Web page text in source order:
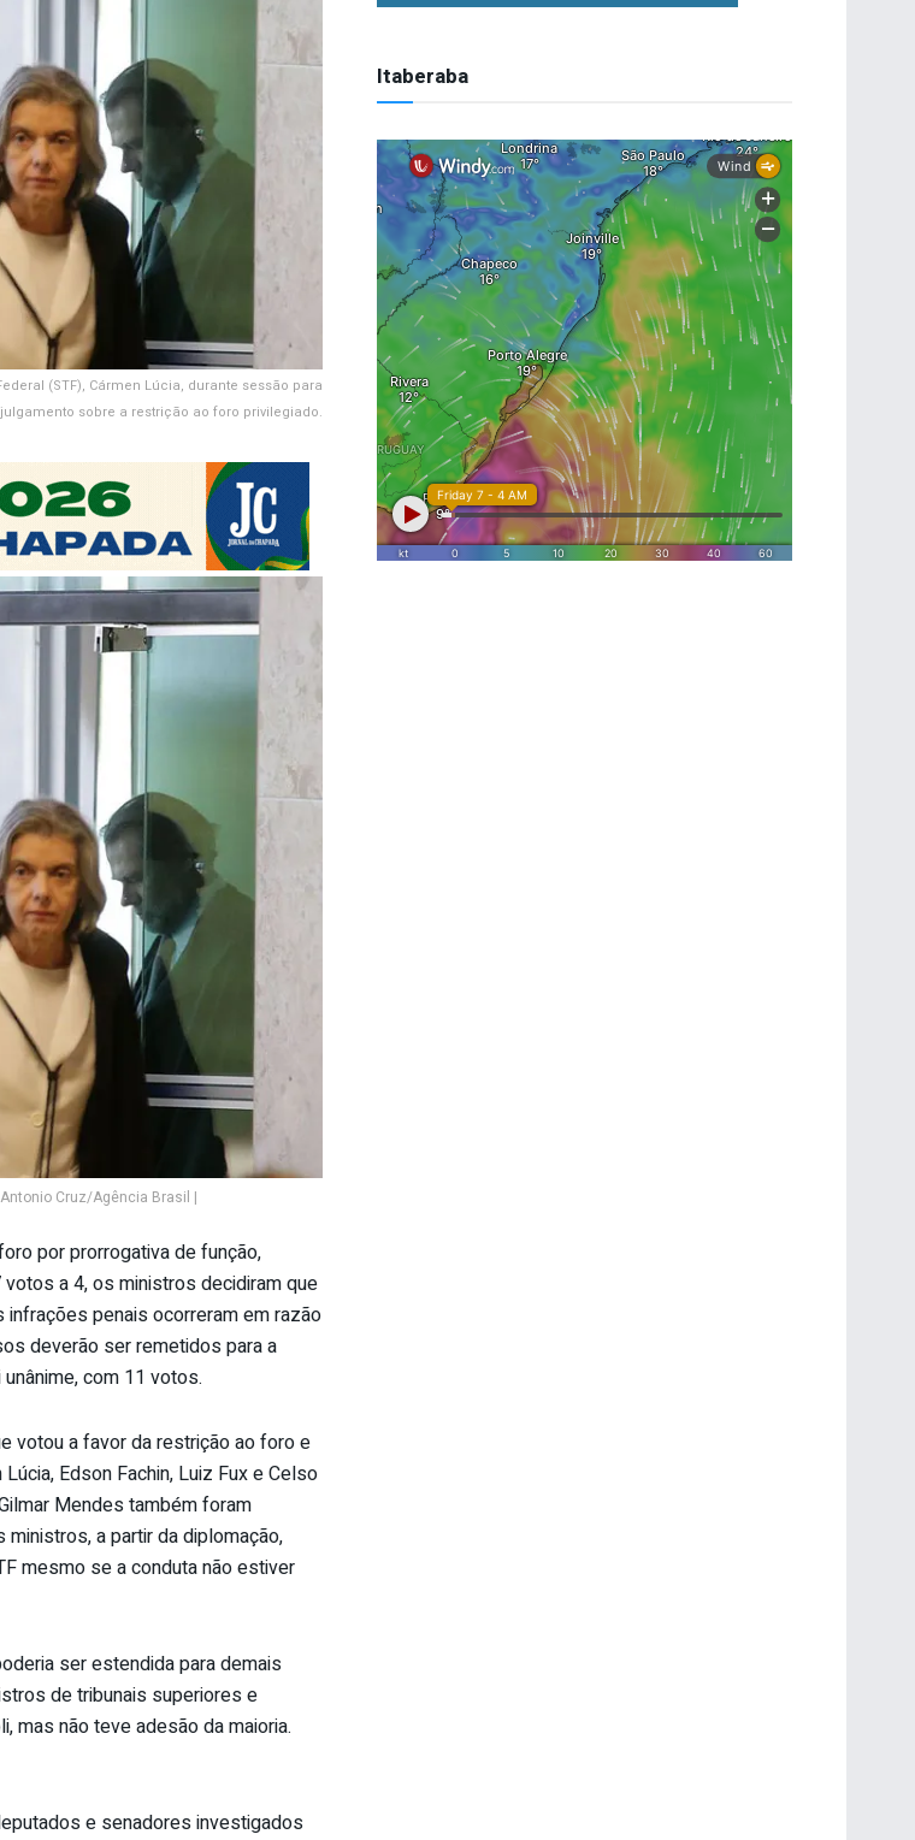
(STF), Cármen Lúcia, durante sessão para
julgamento sobre a restrição ao foro privilegiado.
Cruz/Agência Brasil |
por prorrogativa de função,
a 4, os ministros decidiram que
penais ocorreram em razão
deverão ser remetidos para a
com 11 votos.
votou a favor da restrição ao foro e
Edson Fachin, Luiz Fux e Celso
Mendes também foram
a partir da diplomação,
mesmo se a conduta não estiver
ser estendida para demais
de tribunais superiores e
mas não teve adesão da maioria.
e senadores investigados
Itaberaba